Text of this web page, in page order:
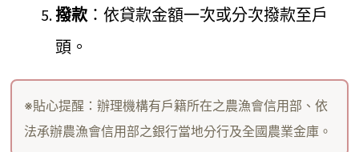
撥款：依貸款金額一次或分次撥款至戶
頭。
※貼心提醒：辦理機構有戶籍所在之農漁會信用部、依
法承辦農漁會信用部之銀行當地分行及全國農業金庫。